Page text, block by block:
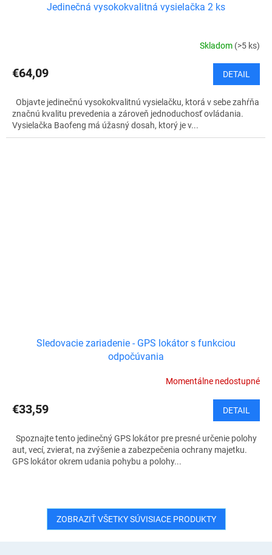
Jedinečná vysokokvalitná vysielačka 2 ks
Skladom (>5 ks)
€64,09 DETAIL
Objavte jedinečnú vysokokvalitnú vysielačku, ktorá v sebe zahŕňa
značnú kvalitu prevedenia a zároveň jednoduchosť ovládania.
Vysielačka Baofeng má úžasný dosah, ktorý je v...
Sledovacie zariadenie - GPS lokátor s funkciou
odpočúvania
Momentálne nedostupné
€33,59 DETAIL
Spoznajte tento jedinečný GPS lokátor pre presné určenie polohy
aut, vecí, zvierat, na zvýšenie a zabezpečenia ochrany majetku.
GPS lokátor okrem udania pohybu a polohy...
ZOBRAZIŤ VŠETKY SÚVISIACE PRODUKTY